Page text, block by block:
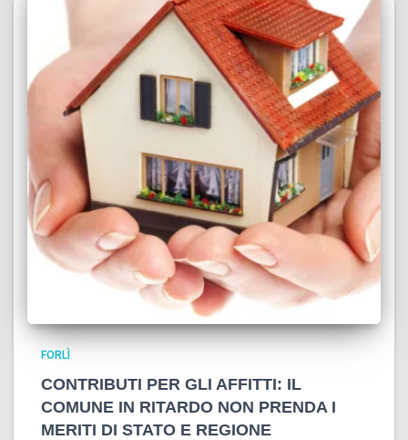
FORLÌ
CONTRIBUTI PER GLI AFFITTI: IL
COMUNE IN RITARDO NON PRENDA I
MERITI DI STATO E REGIONE